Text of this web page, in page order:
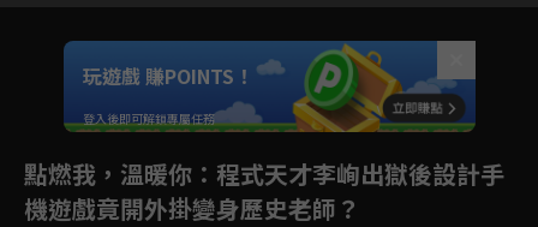
Unmute
玩遊戲 賺POINTS！
登入後即可解鎖專屬任務
點燃我，溫暖你 ：程式天才李峋出獄後設計手
機遊戲竟開外掛變身歷史老師？